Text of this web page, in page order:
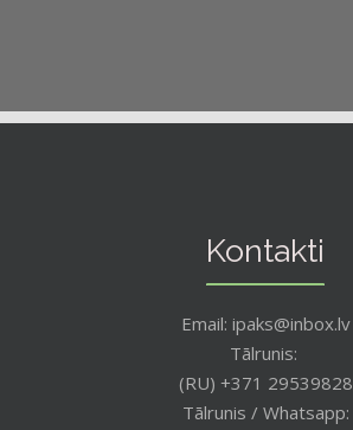
Kontakti
Email: ipaks@inbox.lv
Tālrunis:
(RU) +371 29539828
Tālrunis / Whatsapp: